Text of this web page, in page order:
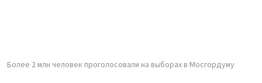
Более 2 млн человек проголосовали на выборах в Мосгордуму